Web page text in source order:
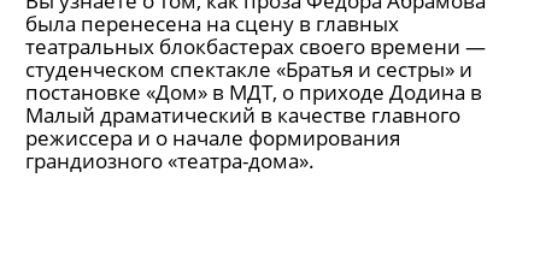
была перенесена на сцену в главных
театральных блокбастерах своего времени —
студенческом спектакле «Братья и сестры» и
постановке «Дом» в МДТ, о приходе Додина в
Малый драматический в качестве главного
режиссера и о начале формирования
грандиозного «театра-дома».